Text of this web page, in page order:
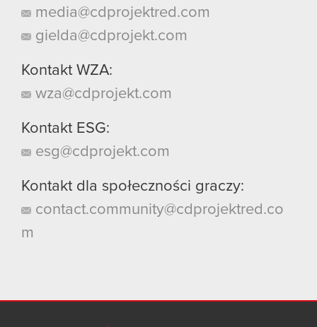
media@cdprojektred.com
gielda@cdprojekt.com
Kontakt WZA:
wza@cdprojekt.com
Kontakt ESG:
esg@cdprojekt.com
Kontakt dla społeczności graczy:
contact.community@cdprojektred.co
m